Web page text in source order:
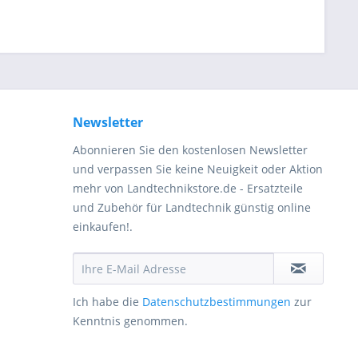
Newsletter
Abonnieren Sie den kostenlosen Newsletter
und verpassen Sie keine Neuigkeit oder Aktion
mehr von Landtechnikstore.de - Ersatzteile
und Zubehör für Landtechnik günstig online
einkaufen!.
Ich habe die Datenschutzbestimmungen zur
Kenntnis genommen.